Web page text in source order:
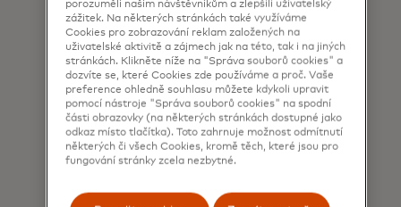
porozuměli našim návštěvníkům a zlepšili uživatelský
zážitek. Na některých stránkách také využíváme
Cookies pro zobrazování reklam založených na
uživatelské aktivitě a zájmech jak na této, tak i na jiných
stránkách. Klikněte níže na "Správa souborů cookies" a
dozvíte se, které Cookies zde používáme a proč. Vaše
preference ohledně souhlasu můžete kdykoli upravit
pomocí nástroje "Správa souborů cookies" na spodní
části obrazovky (na některých stránkách dostupné jako
odkaz místo tlačítka). Toto zahrnuje možnost odmítnutí
některých či všech Cookies, kromě těch, které jsou pro
fungování stránky zcela nezbytné.